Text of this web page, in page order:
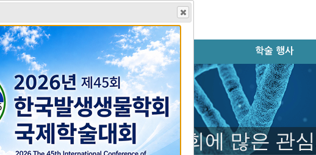
학회 소개
회장 인사말
학회 연혁
학회 회칙
연구윤리규정
임원 명단
학회지
학술지 홈페이지
편집위원회
논문 검색
투고 규정
출판 윤리 규정
논문 투고
학술 행사
학술대회 안내
모시는 글
학술대회 오시는 길
학술대회 초록 제출
등록 및 결제시스템
초록 및 등록 확인
학술대회 연혁
학술대회 자료실
행사 일정
제44회 정기학술대회에 많은 관
안내
니다.
절차로, '연회비'를 납부하셔야
.
술행사'→'등록 및 결제시스템'에
니다.
을 부탁드립니다.